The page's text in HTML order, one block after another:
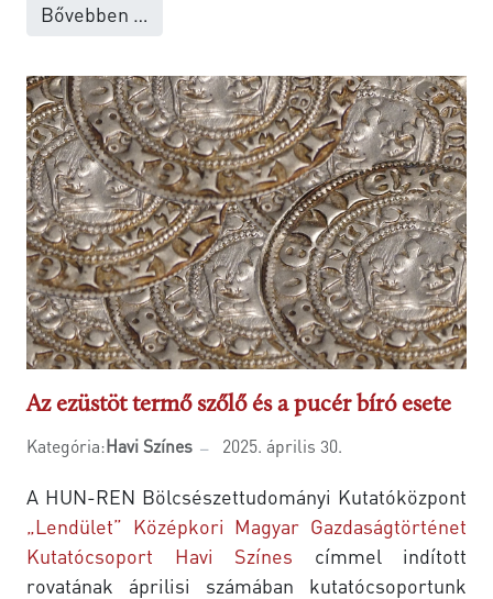
Bővebben …
Az ezüstöt termő szőlő és a pucér bíró esete
Kategória:Havi Színes 2025. április 30.
A HUN-REN Bölcsészettudományi Kutatóközpont
„Lendület” Középkori Magyar Gazdaságtörténet
Kutatócsoport
Havi Színes címmel indított
rovatának áprilisi számában kutatócsoportunk